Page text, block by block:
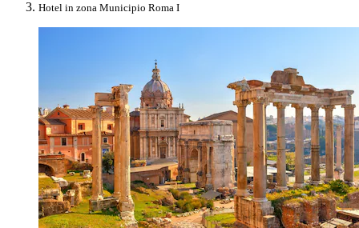
Hotel in zona Municipio Roma I